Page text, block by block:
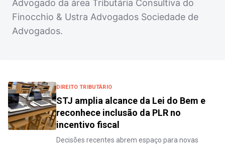
Advogado da área Tributária Consultiva do
Finocchio & Ustra Advogados Sociedade de
Advogados.
DIREITO TRIBUTÁRIO
STJ amplia alcance da Lei do Bem e
reconhece inclusão da PLR no
incentivo fiscal
Decisões recentes abrem espaço para novas